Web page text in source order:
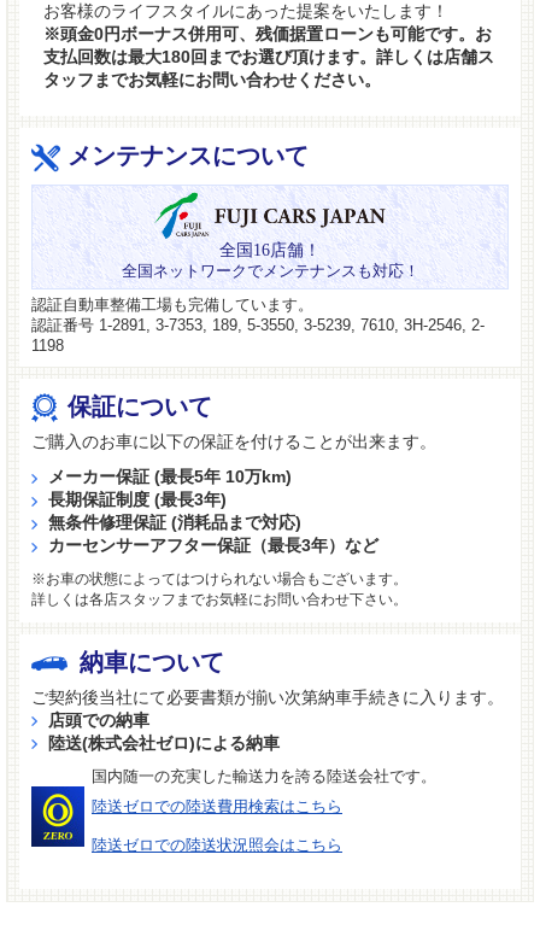
お客様のライフスタイルにあった提案をいたします！
※頭金0円ボーナス併用可、残価据置ローンも可能です。お
支払回数は最大180回までお選び頂けます。詳しくは店舗ス
タッフまでお気軽にお問い合わせください。
メンテナンスについて
全国16店舗！
全国ネットワークでメンテナンスも対応！
認証自動車整備工場も完備しています。
認証番号 1-2891, 3-7353, 189, 5-3550, 3-5239, 7610, 3H-2546, 2-
1198
保証について
ご購入のお車に以下の保証を付けることが出来ます。
メーカー保証 (最長5年 10万km)
長期保証制度 (最長3年)
無条件修理保証 (消耗品まで対応)
カーセンサーアフター保証（最長3年）など
※お車の状態によってはつけられない場合もございます。
詳しくは各店スタッフまでお気軽にお問い合わせ下さい。
納車について
ご契約後当社にて必要書類が揃い次第納車手続きに入ります。
店頭での納車
陸送(株式会社ゼロ)による納車
国内随一の充実した輸送力を誇る陸送会社です。
陸送ゼロでの陸送費用検索はこちら
陸送ゼロでの陸送状況照会はこちら